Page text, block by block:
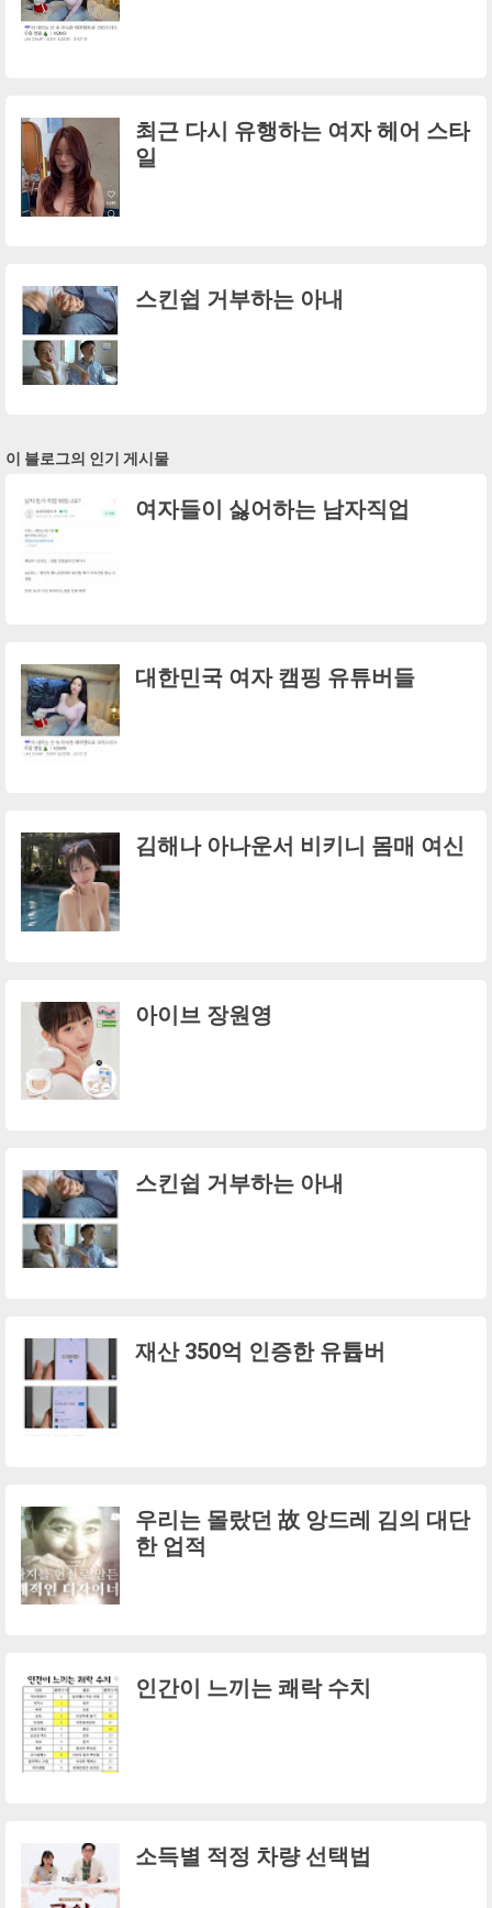
최근 다시 유행하는 여자 헤어 스타
일
스킨쉽 거부하는 아내
이 블로그의 인기 게시물
여자들이 싫어하는 남자직업
대한민국 여자 캠핑 유튜버들
김해나 아나운서 비키니 몸매 여신
아이브 장원영
스킨쉽 거부하는 아내
재산 350억 인증한 유튭버
우리는 몰랐던 故 앙드레 김의 대단
한 업적
인간이 느끼는 쾌락 수치
소득별 적정 차량 선택법